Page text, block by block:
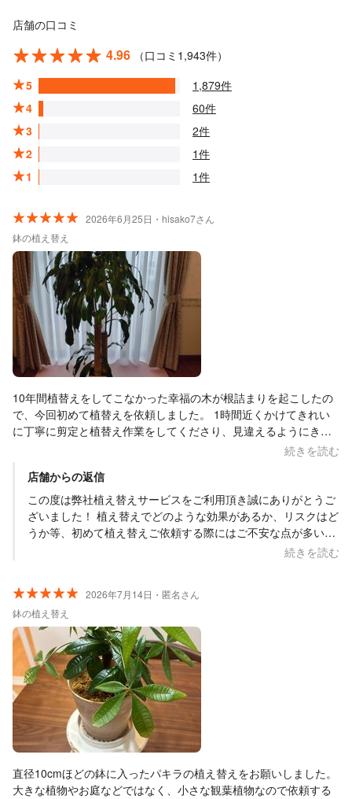
店舗の口コミ
4.96
（口コミ1,943件）
5
1,879件
4
60件
3
2件
2
1件
1
1件
2026年6月25日・hisako7さん
鉢の植え替え
10年間植替えをしてこなかった幸福の木が根詰まりを起こしたの
で、今回初めて植替えを依頼しました。 1時間近くかけてきれい
に丁寧に剪定と植替え作業をしてくださり、見違えるようにきれ
いになりました。 植替え作業が終わったあとに、根や土の状態の
てくれたので、よかったです。 次回の植替えも依頼したいと思い
ますので、よろしくお願いたします。
続きを読む
店舗からの返信
この度は弊社植え替えサービスをご利用頂き誠にありがとうご
ざいました！ 植え替えでどのような効果があるか、リスクはど
うか等、初めて植え替えご依頼する際にはご不安な点が多いか
と思います。 初めてのお客様でも、安心してご依頼いただける
続きを読む
2026年7月14日・匿名さん
鉢の植え替え
直径10cmほどの鉢に入ったパキラの植え替えをお願いしました。
大きな植物やお庭などではなく、小さな観葉植物なので依頼する